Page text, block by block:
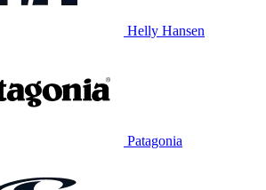
Helly Hansen
Patagonia